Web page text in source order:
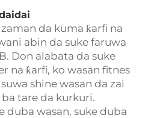
da kuma ƙarfi na
abin da suke faruwa
Don alabata da suke
na ƙarfi, ko wasan fitnes
shine wasan da zai
tare da kurkuri.
duba wasan, suke duba